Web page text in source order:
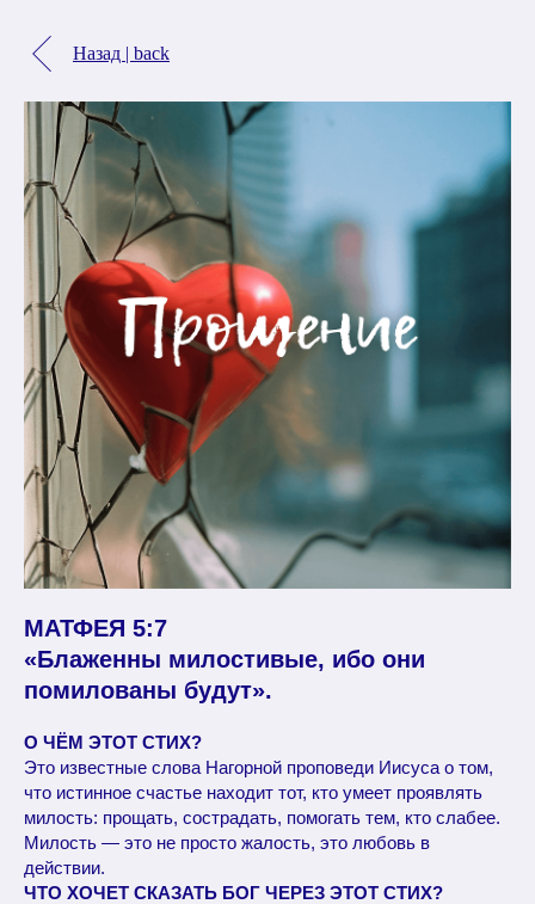
Назад | back
МАТФЕЯ 5:7
«Блаженны милостивые, ибо они
помилованы будут».
О ЧЁМ ЭТОТ СТИХ?
Это известные слова Нагорной проповеди Иисуса о том,
что истинное счастье находит тот, кто умеет проявлять
милость: прощать, сострадать, помогать тем, кто слабее.
Милость — это не просто жалость, это любовь в
действии.
ЧТО ХОЧЕТ СКАЗАТЬ БОГ ЧЕРЕЗ ЭТОТ СТИХ?